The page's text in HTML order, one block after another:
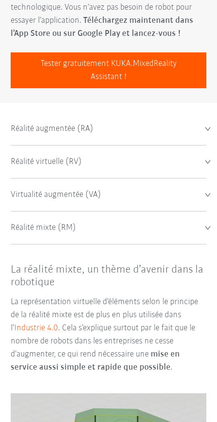
technologique. Vous n’avez pas besoin de robot pour
essayer l’application.Téléchargez maintenant dans
l’App Store ou sur Google Play et lancez-vous !
Tester gratuitement KUKA.MixedReality
Assistant !
Réalité augmentée (RA)
Réalité virtuelle (RV)
Virtualité augmentée (VA)
Réalité mixte (RM)
La réalité mixte, un thème d’avenir dans la
robotique
La représentation virtuelle d’éléments selon le principe
de la réalité mixte est de plus en plus utilisée dans
l’Industrie 4.0. Cela s’explique surtout par le fait que le
nombre de robots dans les entreprises ne cesse
d’augmenter, ce qui rend nécessaire une mise en
service aussi simple et rapide que possible.